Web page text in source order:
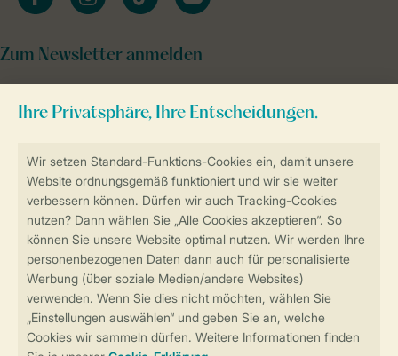
Sicherstellung Deiner Privatsphäre
Sicher und schnell zur Online-Buchung
Sichere Datenübertragung
Sicheres Bezahlen
Zum Newsletter anmelden